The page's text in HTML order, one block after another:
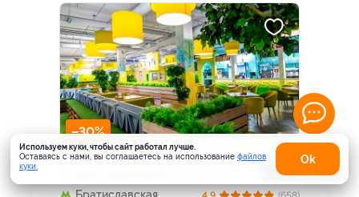
–30%
Проведение дня рождения в ТРЦ «Мари»
Братиславская
Используем куки, чтобы сайт работал лучше.
Оставаясь с нами, вы соглашаетесь на использование файлов
куки.
Оk